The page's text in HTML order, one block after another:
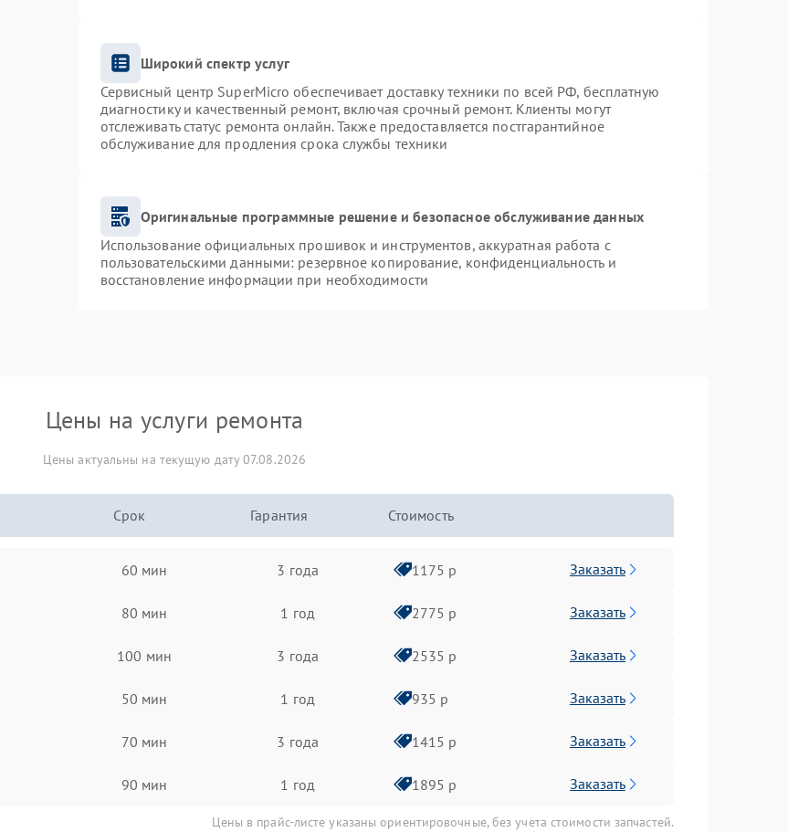
Широкий спектр услуг
Сервисный центр SuperMicro обеспечивает доставку техники по всей РФ, бесплатную
диагностику и качественный ремонт, включая срочный ремонт. Клиенты могут
отслеживать статус ремонта онлайн. Также предоставляется постгарантийное
обслуживание для продления срока службы техники
Оригинальные программные решение и безопасное обслуживание данных
Использование официальных прошивок и инструментов, аккуратная работа с
пользовательскими данными: резервное копирование, конфиденциальность и
восстановление информации при необходимости
Цены на услуги ремонта
Цены актуальны на текущую дату 07.08.2026
Срок Гарантия Стоимость
60 мин 3 года 1175 р Заказать
80 мин 1 год 2775 р Заказать
100 мин 3 года 2535 р Заказать
50 мин 1 год 935 р Заказать
70 мин 3 года 1415 р Заказать
90 мин 1 год 1895 р Заказать
Цены в прайс-листе указаны ориентировочные, без учета стоимости запчастей.